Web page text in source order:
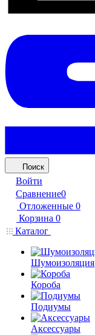
Поиск
Войти
Сравнение0
Отложенные 0
Корзина 0
Каталог
Шумоизоляция
Короба
Подиумы
Аксессуары